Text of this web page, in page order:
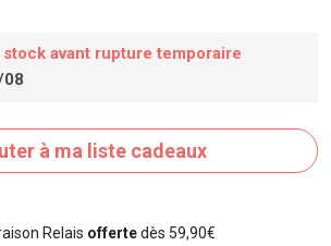
avant rupture temporaire
08
à ma liste cadeaux
Relais offertedès 59,90€